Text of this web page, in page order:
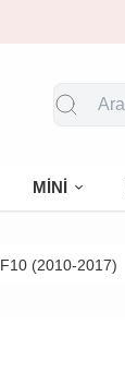
MİNİ
F10 (2010-2017)